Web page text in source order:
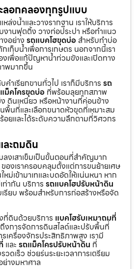
ลอกคลองทุกรูปแบบ
ล่งน้ำและวางรากฐาน เราให้บริการ
งานฟุตติ้ง วางท่อประปา หรือทำแนว
งอย่าง รถแบคโฮขุดบ่อ สำหรับทำบ่อ
เก็บน้ำเพื่อการเกษตร นอกจากนี้เรา
เพื่อแก้ปัญหาน้ำท่วมขังและเปิดทาง
าพมากขึ้น
ำเรียกขานทั่วไป เราก็มีบริการ รถ
ม็คโครขุดบ่อ ที่พร้อมลุยทุกสภาพ
ดินเหนียว หรือหน้างานที่ค่อนข้าง
พื้นที่และเลือกขนาดหัวขุดที่เหมาะสม
อยและได้ระดับความลึกตามที่วิศวกร
ะถมดิน
ลงเสาเข็มเป็นขั้นตอนที่สำคัญมาก
ของเราครอบคลุมตั้งแต่การขนย้ายเศษ
ม่เข้ามาเทและบดอัดให้แน่นหนา หาก
ท่ากัน บริการ รถแบคโฮปรับหน้าดิน
รียบ พร้อมสำหรับการก่อสร้างหรือจัด
ที่ดินด้วยบริการ แบคโฮรับเหมาถมที่
งการจัดการดินสไลด์และปรับพื้นที่
ครื่องจักรประสิทธิภาพสูง เรามี
และ รถแม็คโครปรับหน้าดิน ที่
ดเร็ว ช่วยร่นระยะเวลาการเตรียม
างมหาศาล